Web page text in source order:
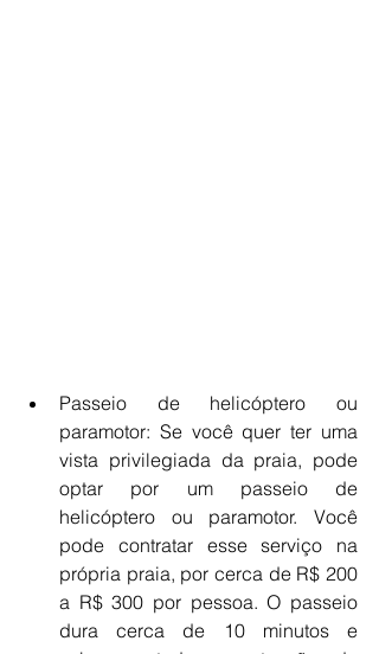
Passeio de helicóptero ou
paramotor: Se você quer ter uma
vista privilegiada da praia, pode
optar por um passeio de
helicóptero ou paramotor. Você
pode contratar esse serviço na
própria praia, por cerca de R$ 200
a R$ 300 por pessoa. O passeio
dura cerca de 10 minutos e